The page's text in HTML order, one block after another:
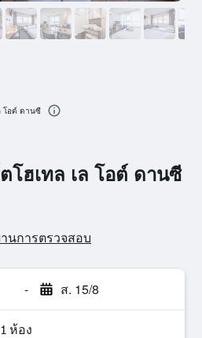
โฮเทล เล โอต์ ดานซี
นการตรวจสอบ
- ส. 15/8
ห้อง
โอต์ ดานซี